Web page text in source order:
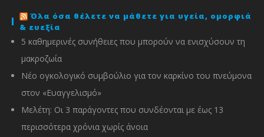
Όλα όσα θέλετε να μάθετε για υγεία, ομορφιά
& ευεξία
5 καθημερινές συνήθειες που μπορούν να ενισχύσουν τη
μακροζωία
Νέο ογκολογικό συμβούλιο για τον καρκίνο του πνεύμονα
στον «Ευαγγελισμό»
Μελέτη: Οι 3 παράγοντες που συνδέονται με έως 13
περισσότερα χρόνια χωρίς άνοια